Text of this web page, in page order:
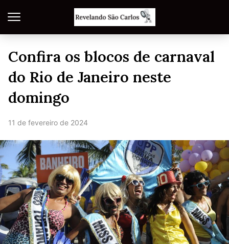
Confira os blocos de carnaval
do Rio de Janeiro neste
domingo
11 de fevereiro de 2024